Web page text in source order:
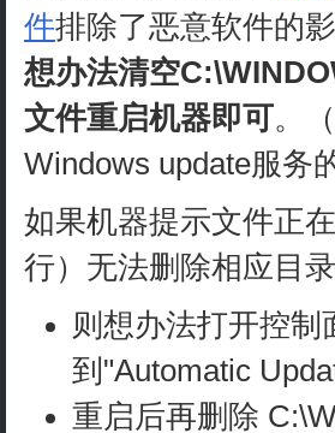
件排除了恶意软件的影
想办法清空
文件重启机器即可。
Windows update服务
如果机器提示文件正
行）无法删除相应目录
则想办法打开控
到"Automatic
重启后再删除